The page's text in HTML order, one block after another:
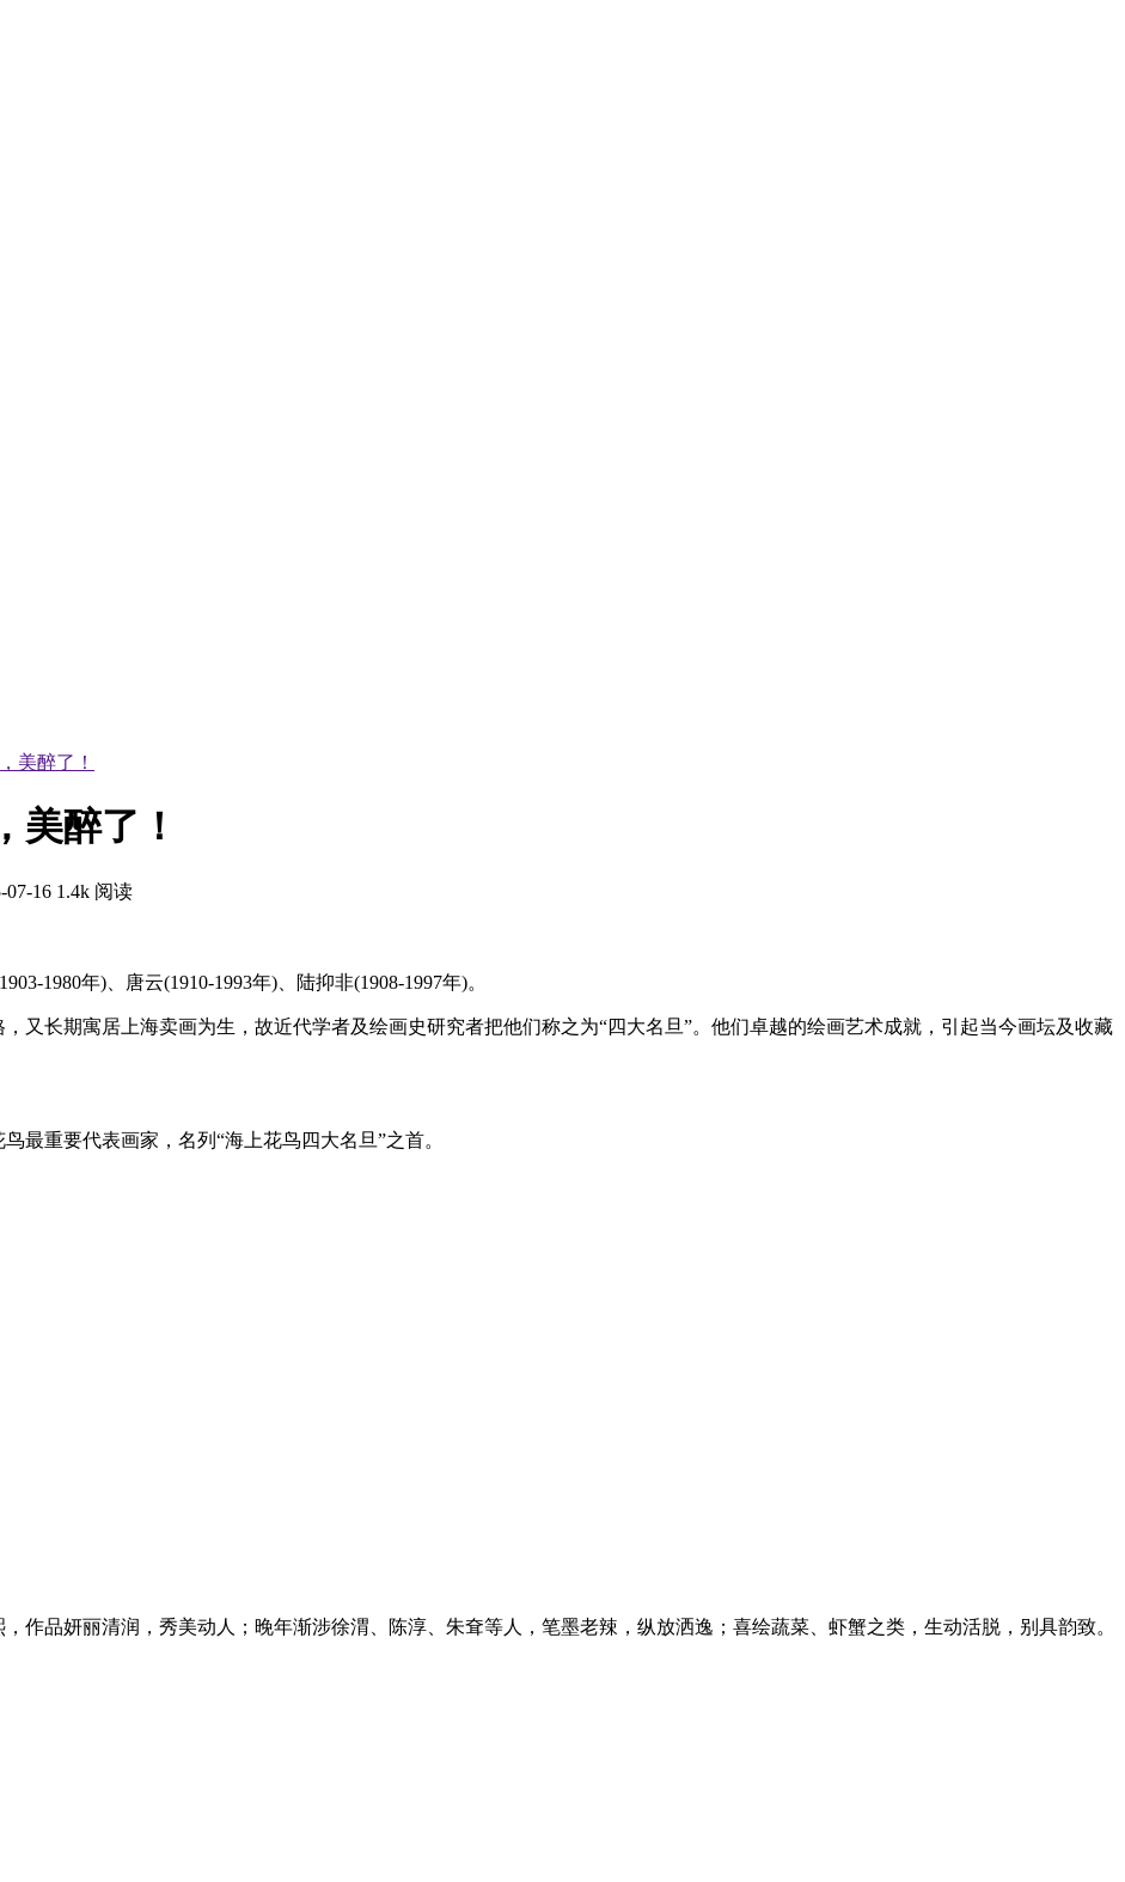
美醉了！
美醉了！
07-16 1.4k 阅读
1980年)、唐云(1910-1993年)、陆抑非(1908-1997年)。
又长期寓居上海卖画为生，故近代学者及绘画史研究者把他们称之为“四大名旦”。他们卓越的绘画艺术成就，引起当今画坛及收藏
最重要代表画家，名列“海上花鸟四大名旦”之首。
作品妍丽清润，秀美动人；晚年渐涉徐渭、陈淳、朱耷等人，笔墨老辣，纵放洒逸；喜绘蔬菜、虾蟹之类，生动活脱，别具韵致。